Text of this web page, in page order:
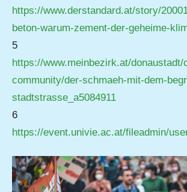
https://www.derstandard.at/story/
beton-warum-zement-der-geheime-
5
https://www.meinbezirk.at/donaustadt/
community/der-schmaeh-mit-dem-
stadtstrasse_a5084911
6
https://event.univie.ac.at/fileadmin/